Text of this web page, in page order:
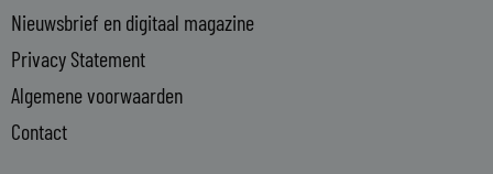
Nieuwsbrief en digitaal magazine
Privacy Statement
Algemene voorwaarden
Contact